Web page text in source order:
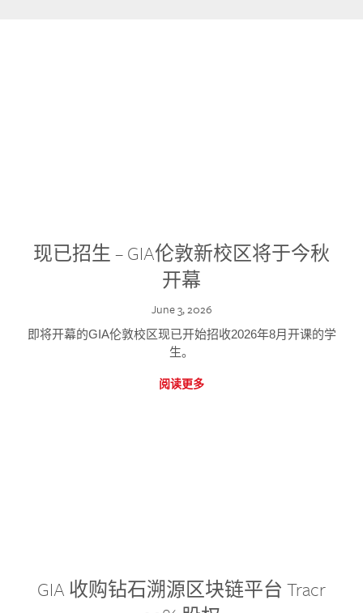
现已招生 – GIA伦敦新校区将于今秋
开幕
June 3, 2026
即将开幕的GIA伦敦校区现已开始招收2026年8月开课的学
生。
阅读更多
GIA 收购钻石溯源区块链平台 Tracr